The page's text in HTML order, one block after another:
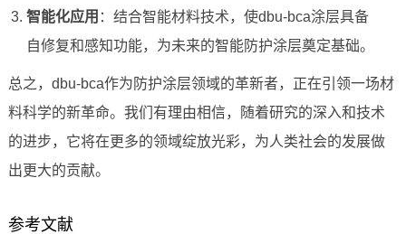
智能化应用 ：结合智能材料技术，使dbu-bca涂层具备
自修复和感知功能，为未来的智能防护涂层奠定基础。
总之，dbu-bca作为防护涂层领域的革新者，正在引领一场材
料科学的新革命。我们有理由相信，随着研究的深入和技术
的进步，它将在更多的领域绽放光彩，为人类社会的发展做
出更大的贡献。
参考文献